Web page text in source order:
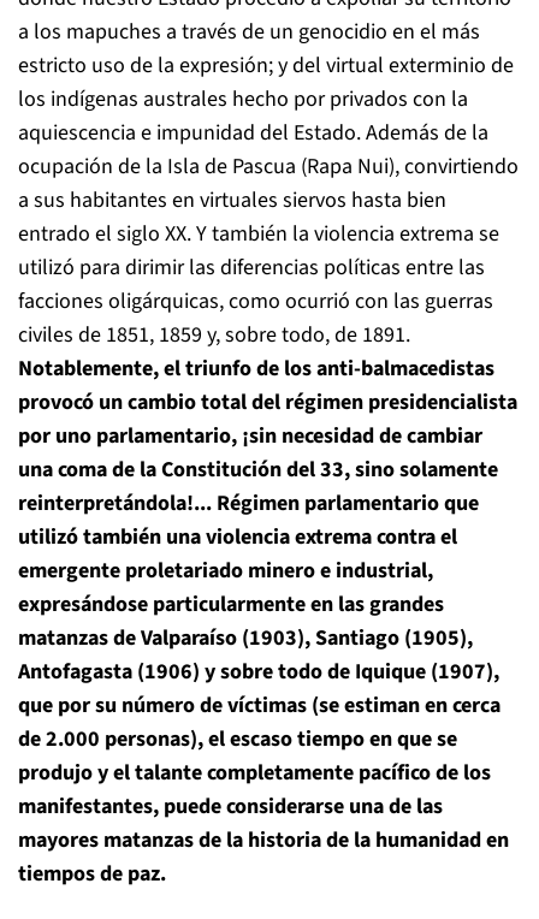
a los mapuches a través de un genocidio en el más
estricto uso de la expresión; y del virtual exterminio de
los indígenas australes hecho por privados con la
aquiescencia e impunidad del Estado. Además de la
ocupación de la Isla de Pascua (Rapa Nui), convirtiendo
a sus habitantes en virtuales siervos hasta bien
entrado el siglo XX. Y también la violencia extrema se
utilizó para dirimir las diferencias políticas entre las
facciones oligárquicas, como ocurrió con las guerras
civiles de 1851, 1859 y, sobre todo, de 1891.
Notablemente, el triunfo de los anti-balmacedistas
provocó un cambio total del régimen presidencialista
por uno parlamentario, ¡sin necesidad de cambiar
una coma de la Constitución del 33, sino solamente
reinterpretándola!... Régimen parlamentario que
utilizó también una violencia extrema contra el
emergente proletariado minero e industrial,
expresándose particularmente en las grandes
matanzas de Valparaíso (1903), Santiago (1905),
Antofagasta (1906) y sobre todo de Iquique (1907),
que por su número de víctimas (se estiman en cerca
de 2.000 personas), el escaso tiempo en que se
produjo y el talante completamente pacífico de los
manifestantes, puede considerarse una de las
mayores matanzas de la historia de la humanidad en
tiempos de paz.